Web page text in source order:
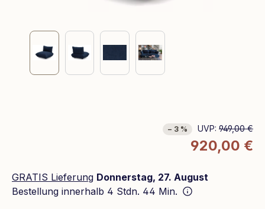
− 3 % UVP: 949,00 €
920,00 €
GRATIS Lieferung Donnerstag, 27. August
Bestellung innerhalb 4 Stdn. 44 Min.